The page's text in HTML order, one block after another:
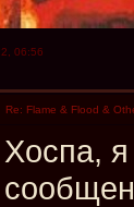
06:56
Re: Flame & Flood &
Хоспа, я